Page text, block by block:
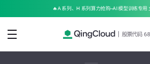
🔥A 系列、H 系列算力抢购--AI 模型训练专用